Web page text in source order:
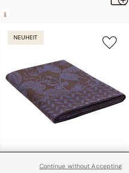
NEUHEIT
Continue without Accepting